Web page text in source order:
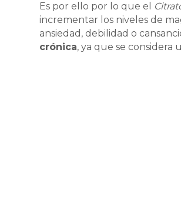
Es por ello por lo que el
incrementar los niveles de
ansiedad, debilidad o
crónica, ya que se